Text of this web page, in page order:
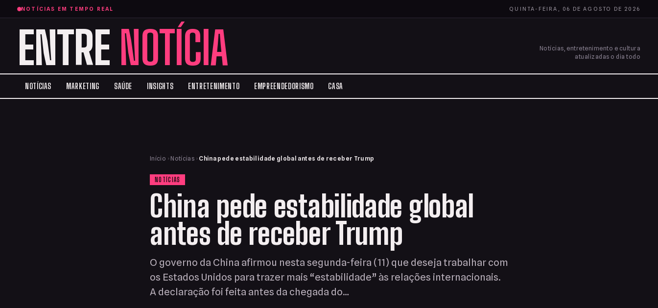
NOTÍCIAS EM TEMPO REAL QUINTA-FEIRA, 06 DE AGOSTO DE 2026
ENTRE NOTÍCIA
Notícias, entretenimento e cultura
atualizadas o dia todo
NOTÍCIAS MARKETING SAÚDE INSIGHTS ENTRETENIMENTO EMPREENDEDORISMO CASA
Início › Notícias › China pede estabilidade global antes de receber Trump
NOTÍCIAS
China pede estabilidade global
antes de receber Trump
O governo da China afirmou nesta segunda-feira (11) que deseja trabalhar com
os Estados Unidos para trazer mais “estabilidade” às relações internacionais.
A declaração foi feita antes da chegada do…